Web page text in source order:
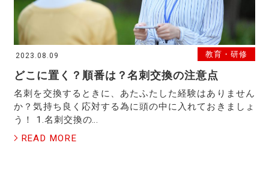
2023.08.09 教育・研修
どこに置く？順番は？名刺交換の注意点
名刺を交換するときに、あたふたした経験はありません
か？気持ち良く応対する為に頭の中に入れておきましょ
う！ 1.名刺交換の…
READ MORE